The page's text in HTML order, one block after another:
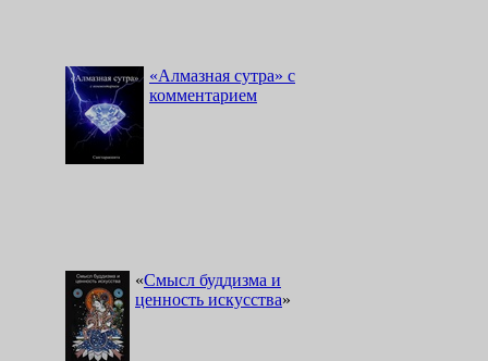
«Алмазная сутра» с
комментарием
«Смысл буддизма и
ценность искусства»